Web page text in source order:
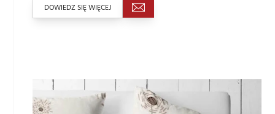
DOWIEDZ SIĘ WIĘCEJ